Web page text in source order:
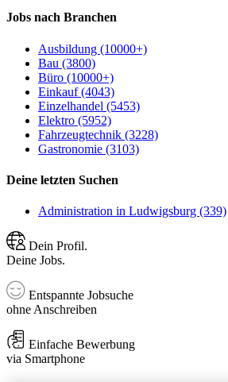
Jobs nach Branchen
Ausbildung (10000+)
Bau (3800)
Büro (10000+)
Einkauf (4043)
Einzelhandel (5453)
Elektro (5952)
Fahrzeugtechnik (3228)
Gastronomie (3103)
Deine letzten Suchen
Administration in Ludwigsburg (339)
Dein Profil.
Deine Jobs.
Entspannte Jobsuche
ohne Anschreiben
Einfache Bewerbung
via Smartphone